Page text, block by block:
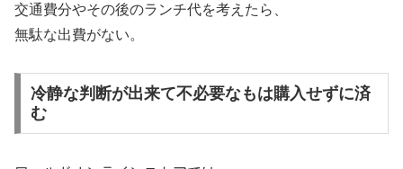
交通費分やその後のランチ代を考えたら、
無駄な出費がない。
冷静な判断が出来て不必要なもは購入せずに済
む